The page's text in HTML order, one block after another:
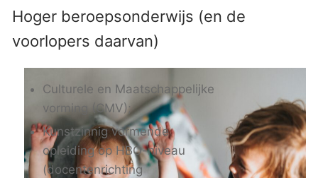
Hoger beroepsonderwijs (en de
voorlopers daarvan)
Culturele en Maatschappelijke
vorming (CMV);
Kunstzinnig vormende
opleiding op HBO-niveau
(docentenrichting